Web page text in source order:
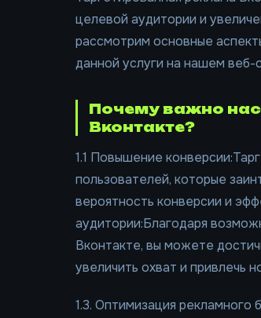
целевой аудитории и
рассмотрим основные
данной услуги на нашем веб-
Почему важно
Вконтакте?
1.1 Повышение
пользователей, которые
вероятность конверсии и
аудитории:Благодаря
Вконтакте, вы можете
увеличить охват и привлечь
1.3. Оптимизация